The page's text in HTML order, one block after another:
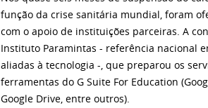
função da crise sanitária mundial, foram
com o apoio de instituições parceiras. A
Instituto Paramintas - referência nacional
aliadas à tecnologia -, que preparou os
ferramentas do G Suite For Education
Google Drive, entre outros).